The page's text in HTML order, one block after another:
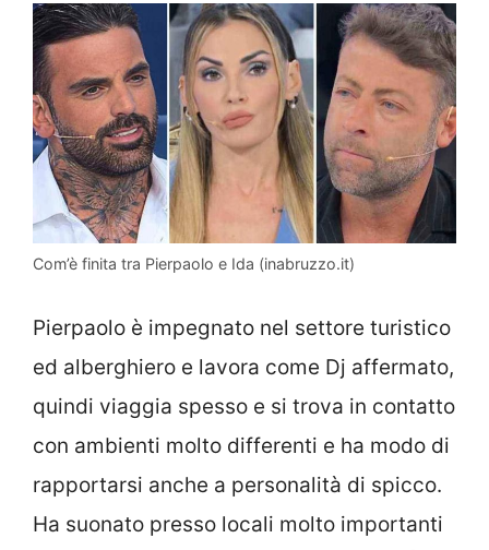
Com’è finita tra Pierpaolo e Ida (inabruzzo.it)
Pierpaolo è impegnato nel settore turistico
ed alberghiero e lavora come Dj affermato,
quindi viaggia spesso e si trova in contatto
con ambienti molto differenti e ha modo di
rapportarsi anche a personalità di spicco.
Ha suonato presso locali molto importanti